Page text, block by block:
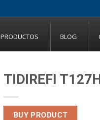
PRODUCTOS BLOG
TIDIREFI
BUY PRODUCT